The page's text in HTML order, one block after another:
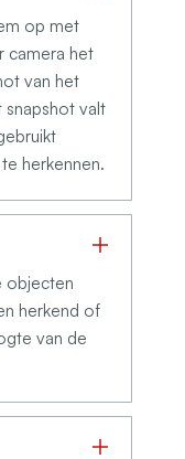
op met
camera het
van het
snapshot valt
herkennen.
objecten
herkend of
van de